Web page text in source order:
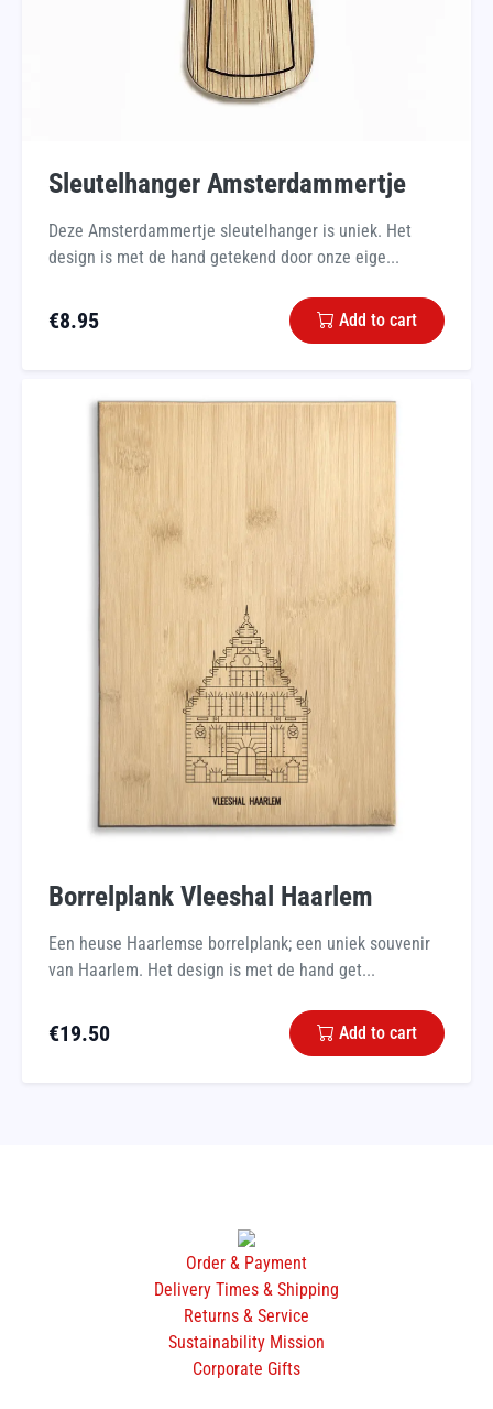
Sleutelhanger Amsterdammertje
Deze Amsterdammertje sleutelhanger is uniek. Het
design is met de hand getekend door onze eige...
€8.95 Add to cart
Borrelplank Vleeshal Haarlem
Een heuse Haarlemse borrelplank; een uniek souvenir
van Haarlem. Het design is met de hand get...
€19.50 Add to cart
Order & Payment
Delivery Times & Shipping
Returns & Service
Sustainability Mission
Corporate Gifts